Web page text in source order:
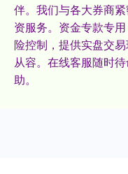
伴。我们与各大券商
资服务。资金专款专
险控制，提供实盘交
从容。在线客服随时
助。